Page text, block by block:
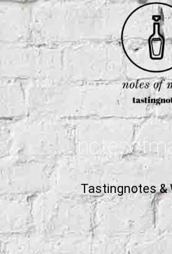
Tastingnotes &